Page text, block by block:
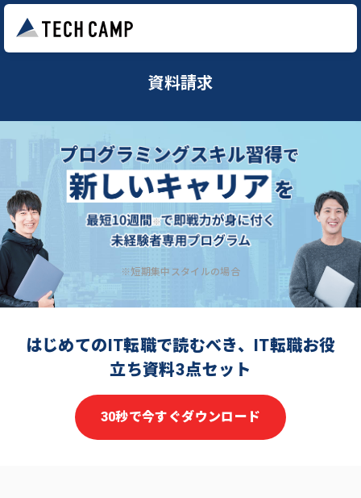
資料請求
※短期集中スタイルの場合
はじめてのIT転職で読むべき、IT転職お役
立ち資料3点セット
30秒で今すぐダウンロード